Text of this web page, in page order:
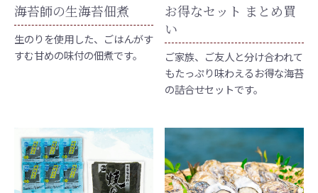
海苔師の生海苔佃煮
生のりを使用した、ごはんがす
すむ甘めの味付の佃煮です。
お得なセット まとめ買
い
ご家族、ご友人と分け合われて
もたっぷり味わえるお得な海苔
の詰合せセットです。